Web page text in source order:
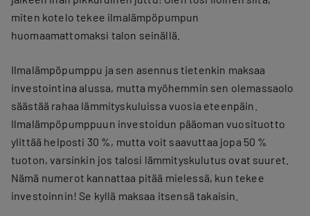
miten kotelo tekee ilmalämpöpumpun
huomaamattomaksi talon seinällä.
Ilmalämpöpumppu ja sen asennus tietenkin maksaa
investointina alussa, mutta myöhemmin sen olemassaolo
säästää rahaa lämmityskuluissa vuosia eteenpäin.
Ilmalämpöpumppuun investoidun pääoman vuosituotto
ylittää helposti 30 %, mutta voit saavuttaa jopa 50 %
tuoton, varsinkin jos talosi lämmityskulutus ovat suuret.
Nämä numerot kannattaa pitää mielessä, kun tekee
investoinnin! Se kyllä maksaa itsensä takaisin.